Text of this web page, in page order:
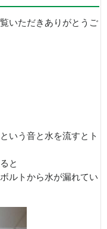
いただきありがとうご
いう音と水を流すとト
と
ルトから水が漏れてい